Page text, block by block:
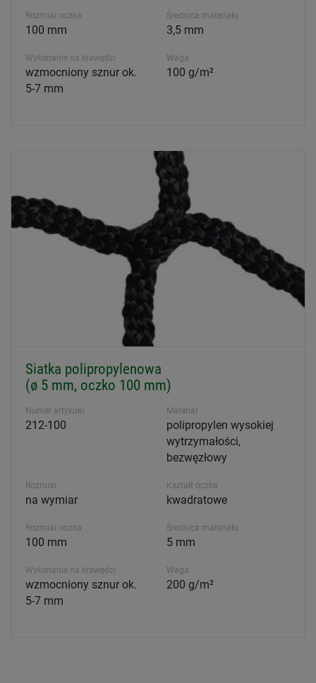
Rozmiar oczka
100 mm
Średnica materiału
3,5 mm
Wykonanie na krawędzi
wzmocniony sznur ok.
5-7 mm
Waga
100 g/m²
Siatka polipropylenowa
(ø 5 mm, oczko 100 mm)
Numer artykułu
212-100
Materiał
polipropylen wysokiej
wytrzymałości,
bezwęzłowy
Rozmiar
na wymiar
Kształt oczka
kwadratowe
Rozmiar oczka
100 mm
Średnica materiału
5 mm
Wykonanie na krawędzi
wzmocniony sznur ok.
5-7 mm
Waga
200 g/m²